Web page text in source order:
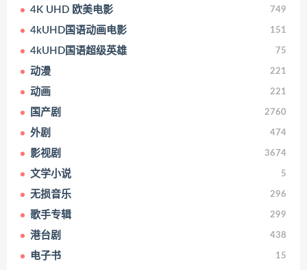
4K UHD 欧美电影 749
4kUHD国语动画电影 151
4kUHD国语超级英雄 75
动漫 221
动画 221
国产剧 2760
外剧 474
影视剧 3674
文学小说 5
无损音乐 296
歌手专辑 299
港台剧 438
电子书 15